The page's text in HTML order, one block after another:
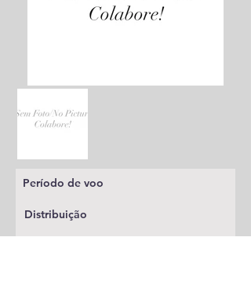
Período de voo
Distribuição